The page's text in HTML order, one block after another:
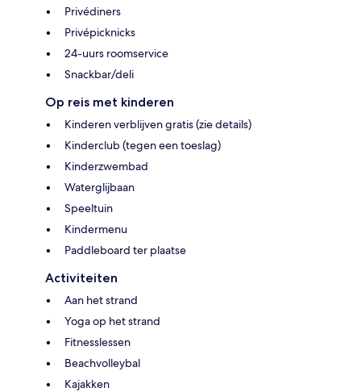
Privédiners
Privépicknicks
24-uurs roomservice
Snackbar/deli
Op reis met kinderen
Kinderen verblijven gratis (zie details)
Kinderclub (tegen een toeslag)
Kinderzwembad
Waterglijbaan
Speeltuin
Kindermenu
Paddleboard ter plaatse
Activiteiten
Aan het strand
Yoga op het strand
Fitnesslessen
Beachvolleybal
Kajakken